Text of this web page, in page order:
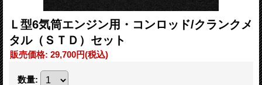
Ｌ型6気筒エンジン用・コンロッド/クランクメ
タル（ＳＴＤ）セット
販売価格: 29,700円(税込)
数量: